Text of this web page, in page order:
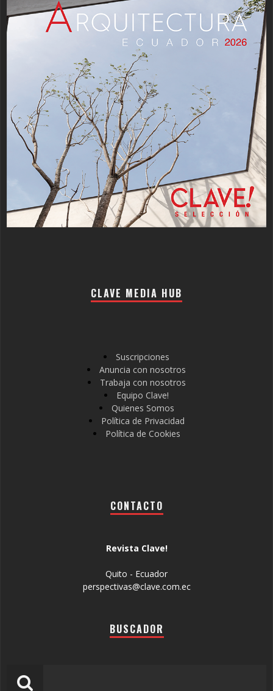
CLAVE MEDIA HUB
Suscripciones
Anuncia con nosotros
Trabaja con nosotros
Equipo Clave!
Quienes Somos
Política de Privacidad
Política de Cookies
CONTACTO
Revista Clave!
Quito - Ecuador
perspectivas@clave.com.ec
BUSCADOR